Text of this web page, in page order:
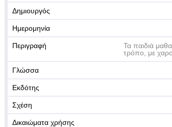
Δημιουργός
Ημερομηνία
Περιγραφή
Τα παιδιά
τρόπο, με
Γλώσσα
Εκδότης
Σχέση
Δικαιώματα χρήσης